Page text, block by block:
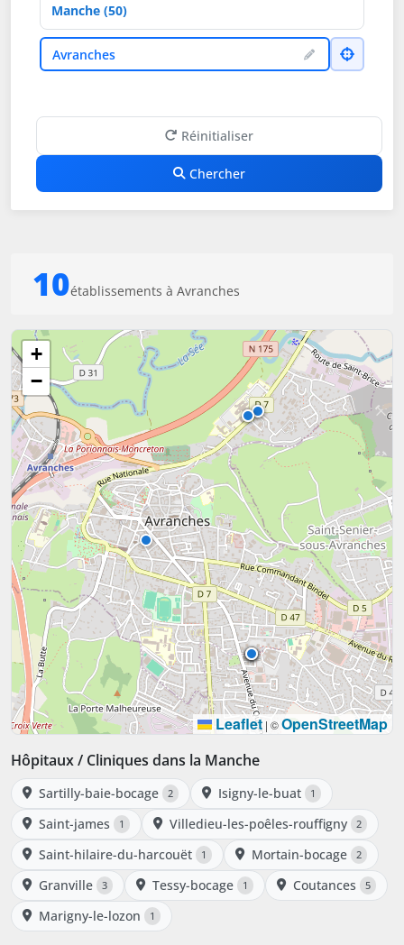
VilleAvranches
Réinitialiser
Chercher
10établissements à Avranches
+
−
Leaflet | ©OpenStreetMap
Hôpitaux / Cliniques dans la Manche
Sartilly-baie-bocage 2 Isigny-le-buat 1
Saint-james 1 Villedieu-les-poêles-rouffigny 2
Saint-hilaire-du-harcouët 1 Mortain-bocage 2
Granville 3 Tessy-bocage 1 Coutances 5
Marigny-le-lozon 1